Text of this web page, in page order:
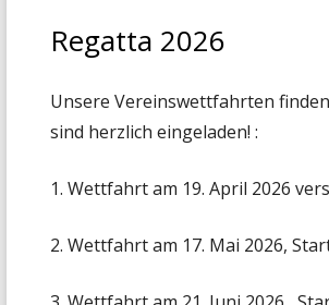
Regatta 2026
Unsere Vereinswettfahrten
sind herzlich eingeladen! :
1. Wettfahrt am 19. April 2026
2. Wettfahrt am 17. Mai 2026,